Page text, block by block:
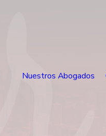
Nuestros Abogados